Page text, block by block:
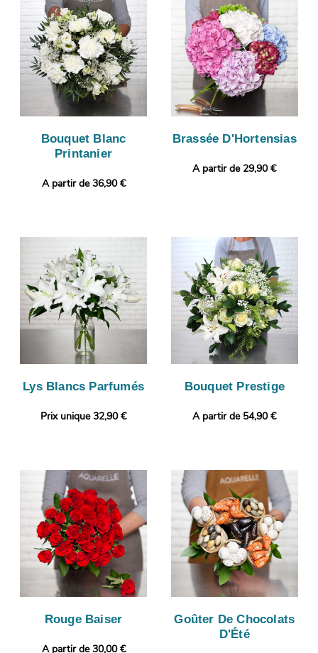
Bouquet Blanc
Printanier
A partir de 36,90 €
Brassée D'Hortensias
A partir de 29,90 €
Lys Blancs Parfumés
Prix unique 32,90 €
Bouquet Prestige
A partir de 54,90 €
Rouge Baiser
A partir de 30,00 €
Goûter De Chocolats
D'Été